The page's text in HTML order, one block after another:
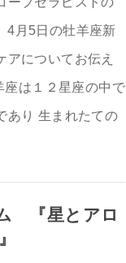
4月5日の牡羊座新
アについてお伝え
は１２星座の中で
あり 生まれたての
『星とアロ